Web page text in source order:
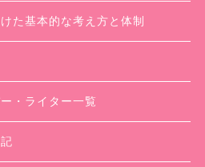
た基本的な考え方と体制
・ライター一覧